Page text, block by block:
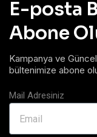
E-posta
Abone
Kampanya ve
bültenimize abone
Mail Adresiniz